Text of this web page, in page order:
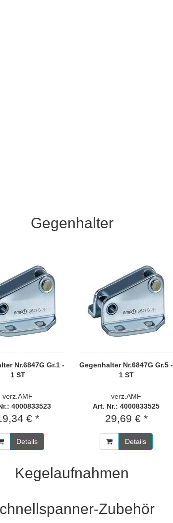
Gegenhalter
Nr.6847G Gr.1 -
1 ST
verz.AMF
4000833523
€ *
Details
Gegenhalter Nr.6847G Gr.5 -
1 ST
verz.AMF
Art. Nr.: 4000833525
29,69 € *
Details
Kegelaufnahmen
Zubehör